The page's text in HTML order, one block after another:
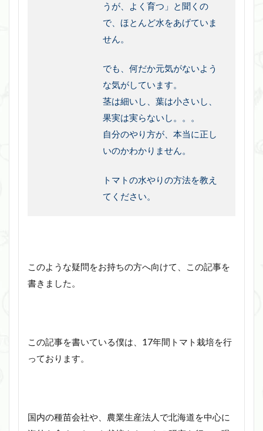
うが、よく育つ」と聞くの
で、ほとんど水をあげていま
せん。
でも、何だか元気がないよう
な気がしています。
茎は細いし、葉は小さいし、
果実は実らないし。。。
自分のやり方が、本当に正し
いのかわかりません。
トマトの水やりの方法を教え
てください。
このような疑問をお持ちの方へ向けて、この記事を
書きました。
この記事を書いている僕は、17年間トマト栽培を行
っております。
国内の種苗会社や、農業生産法人で北海道を中心に